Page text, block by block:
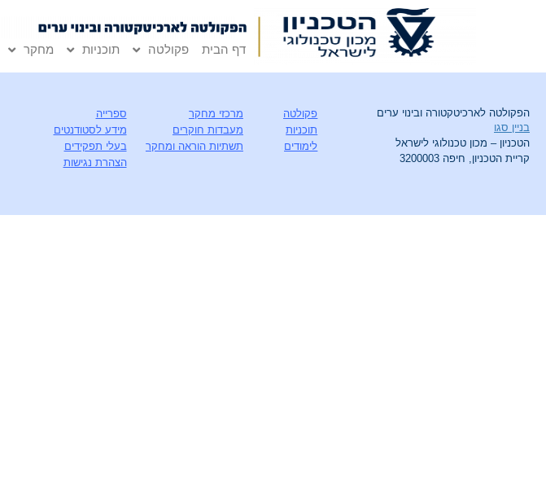
דף הבית פקולטה תוכניות מחקר
הפקולטה לארכיטקטורה ובינוי ערים
בניין סגו
הטכניון – מכון טכנולוגי לישראל
קריית הטכניון, חיפה 3200003
פקולטה
תוכניות
לימודים
מרכזי מחקר
מעבדות חוקרים
תשתיות הוראה ומחקר
ספרייה
מידע לסטודנטים
בעלי תפקידים
הצהרת נגישות